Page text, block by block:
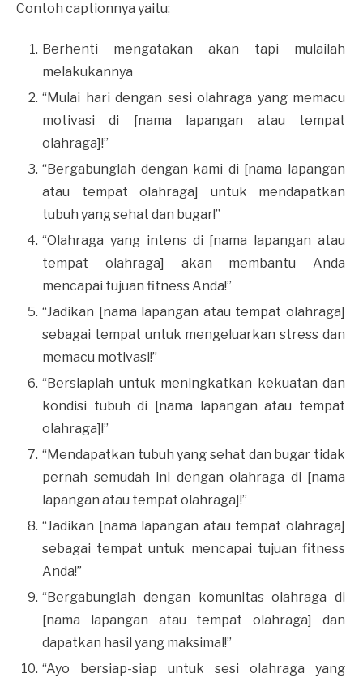
Contoh captionnya yaitu;
Berhenti mengatakan akan tapi mulailah
melakukannya
“Mulai hari dengan sesi olahraga yang memacu
motivasi di [nama lapangan atau tempat
olahraga]!”
“Bergabunglah dengan kami di [nama lapangan
atau tempat olahraga] untuk mendapatkan
tubuh yang sehat dan bugar!”
“Olahraga yang intens di [nama lapangan atau
tempat olahraga] akan membantu Anda
mencapai tujuan fitness Anda!”
“Jadikan [nama lapangan atau tempat olahraga]
sebagai tempat untuk mengeluarkan stress dan
memacu motivasi!”
“Bersiaplah untuk meningkatkan kekuatan dan
kondisi tubuh di [nama lapangan atau tempat
olahraga]!”
“Mendapatkan tubuh yang sehat dan bugar tidak
pernah semudah ini dengan olahraga di [nama
lapangan atau tempat olahraga]!”
“Jadikan [nama lapangan atau tempat olahraga]
sebagai tempat untuk mencapai tujuan fitness
Anda!”
“Bergabunglah dengan komunitas olahraga di
[nama lapangan atau tempat olahraga] dan
dapatkan hasil yang maksimal!”
“Ayo bersiap-siap untuk sesi olahraga yang